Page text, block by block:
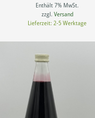
Enthält 7% MwSt.
zzgl. Versand
Lieferzeit: 2-5 Werktage